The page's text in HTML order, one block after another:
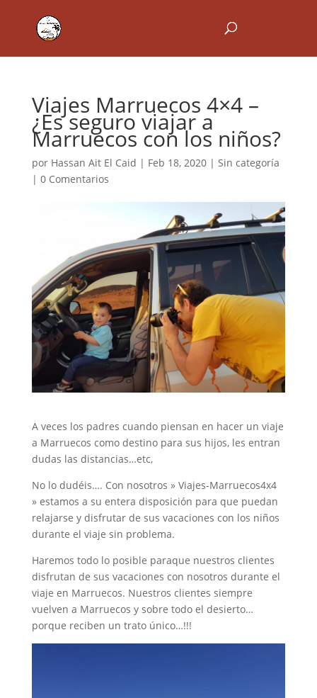
Viajes Marruecos 4×4 –
¿Es seguro viajar a
Marruecos con los niños?
por Hassan Ait El Caid | Feb 18, 2020| Sin categoría
| 0 Comentarios
A veces los padres cuando piensan en hacer un viaje
a Marruecos como destino para sus hijos, les entran
dudas las distancias…etc,
No lo dudéis…. Con nosotros » Viajes-Marruecos4x4
» estamos a su entera disposición para que puedan
relajarse y disfrutar de sus vacaciones con los niños
durante el viaje sin problema.
Haremos todo lo posible paraque nuestros clientes
disfrutan de sus vacaciones con nosotros durante el
viaje en Marruecos. Nuestros clientes siempre
vuelven a Marruecos y sobre todo el desierto…
porque reciben un trato único…!!!